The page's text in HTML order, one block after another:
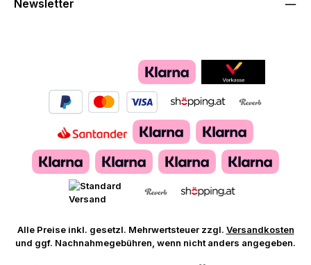
Newsletter
Alle Preise inkl. gesetzl. Mehrwertsteuer zzgl. Versandkosten
und ggf. Nachnahmegebühren, wenn nicht anders angegeben.